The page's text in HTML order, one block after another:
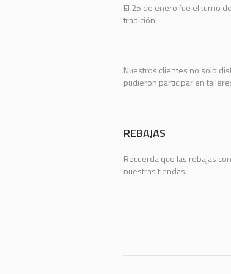
El 25 de enero fue el turno
tradición.
Nuestros clientes no solo
pudieron participar en
REBAJAS
Recuerda que las rebajas
nuestras tiendas.